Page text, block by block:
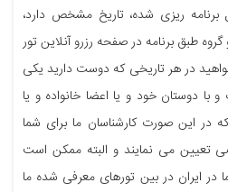
برنامه ریزی شده، تاریخ مشخص دارد،
طبق برنامه در صفحه رزرو آنلاین تور
در هر تاریخی که دوست دارید یکی
با دوستان خود و یا اعضا خانواده و یا
این صورت کارشناسان ما برای شما
تعیین می نمایند و البته ممکن است
در ایران در بین تورهای معرفی شده ما